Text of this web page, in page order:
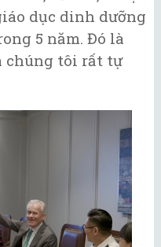
dục dinh dưỡng
5 năm. Đó là
chúng tôi rất tự